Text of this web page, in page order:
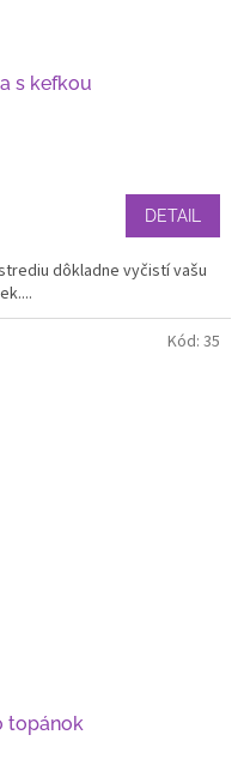
s kefkou
DETAIL
dôkladne vyčistí vašu
topánok
Kód: 35